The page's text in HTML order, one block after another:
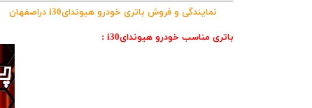
وایا باترینمایندگی و فروش باتری خودرو هیوندایi30 دراصفهان
باتری مناسب خودرو هیوندایi30 :